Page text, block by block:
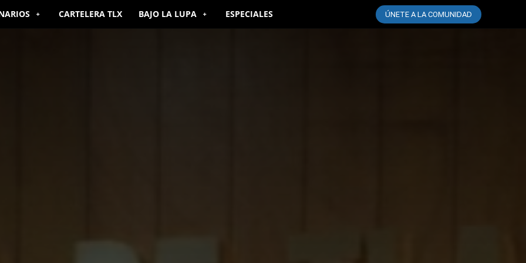
CARTELERA TLX BAJO LA LUPA ESPECIALES ÚNETE A LA COMUNIDAD